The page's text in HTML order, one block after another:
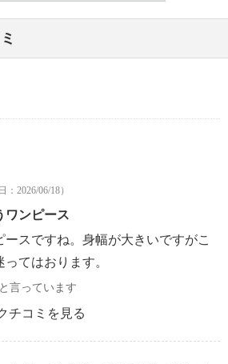
：2026/06/18）
ワンピース
スですね。身幅が大きいですがこ
てはおります。
言っています
チコミを見る